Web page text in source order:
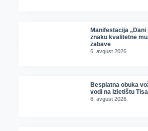
Manifestacija „Dani
znaku kvalitetne
zabave
6. avgust 2026.
Besplatna obuka
vodi na Izletištu Tisa
6. avgust 2026.